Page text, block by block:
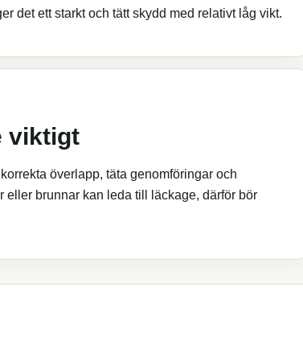
det ett starkt och tätt skydd med relativt låg vikt.
viktigt
överlapp, täta genomföringar och
brunnar kan leda till läckage, därför bör